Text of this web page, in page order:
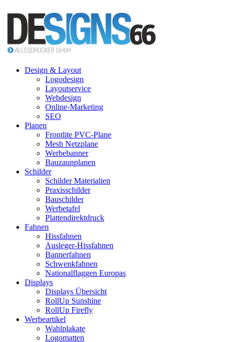
Design & Layout
Logodesign
Layoutservice
Webdesign
Online-Marketing
SEO
Planen
Frontlite PVC-Plane
Mesh Netzplane
Werbebanner
Bauzaunplanen
Schilder
Schilder Materialien
Praxisschilder
Bauschilder
Werbetafel
Plattendirektdruck
Fahnen
Hissfahnen
Ausleger-Hissfahnen
Bannerfahnen
Schwenkfahnen
Nationalflaggen Europas
Displays
Displays Übersicht
RollUp Sunshine
RollUp Firefly
Werbeartikel
Wahlplakate
Logomatten